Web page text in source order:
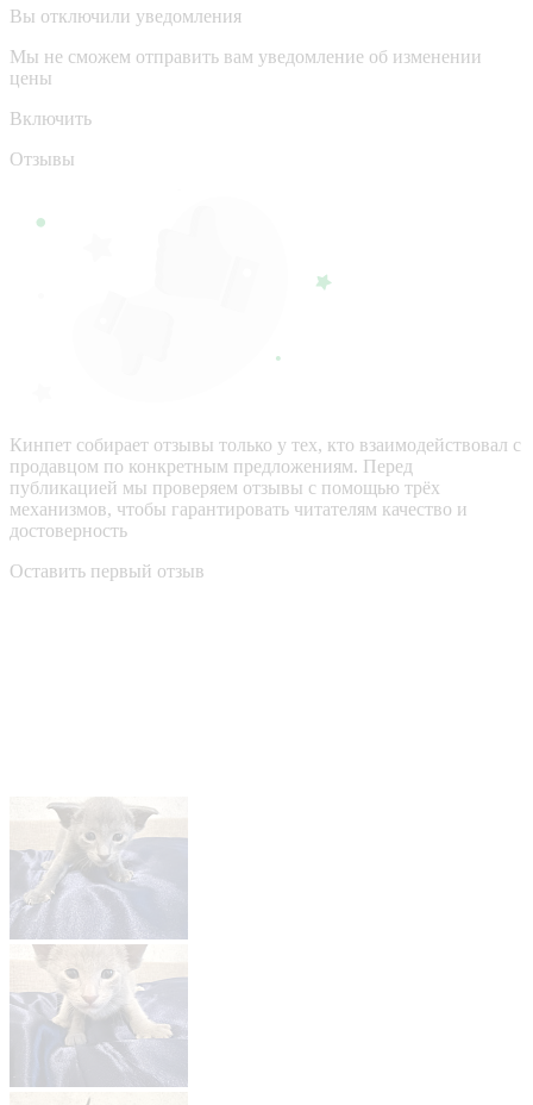
Вы отключили уведомления
Мы не сможем отправить вам уведомление об изменении
цены
Включить
Отзывы
Кинпет собирает отзывы только у тех, кто взаимодействовал с
продавцом по конкретным предложениям. Перед
публикацией мы проверяем отзывы с помощью трёх
механизмов, чтобы гарантировать читателям качество и
достоверность
Оставить первый отзыв